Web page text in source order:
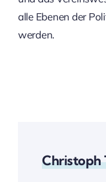
alle Ebenen der
werden.
Christoph